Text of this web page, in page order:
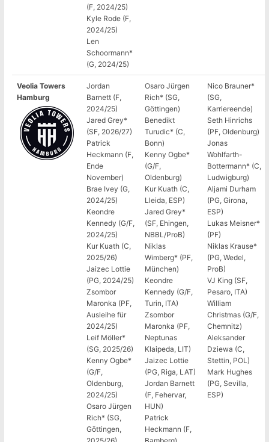
(F, 2024/25)
Kyle Rode (F,
2024/25)
Len
Schoormann*
(G, 2024/25)
Veolia Towers
Hamburg
Jordan
Barnett (F,
2024/25)
Jared Grey*
(SF, 2026/27)
Patrick
Heckmann (F,
Ende
November)
Brae Ivey (G,
2024/25)
Keondre
Kennedy (G/F,
2024/25)
Kur Kuath (C,
2025/26)
Jaizec Lottie
(PG, 2024/25)
Zsombor
Maronka (PF,
Ausleihe für
2024/25)
Leif Möller*
(SG, 2025/26)
Kenny Ogbe*
(G/F,
Oldenburg,
2024/25)
Osaro Jürgen
Rich* (SG,
Göttingen,
Osaro Jürgen
Rich* (SG,
Göttingen)
Benedikt
Turudic* (C,
Bonn)
Kenny Ogbe*
(G/F,
Oldenburg)
Kur Kuath (C,
Lleida, ESP)
Jared Grey*
(SF, Ehingen,
NBBL/ProB)
Niklas
Wimberg* (PF,
München)
Keondre
Kennedy (G/F,
Turin, ITA)
Zsombor
Maronka (PF,
Neptunas
Klaipeda, LIT)
Jaizec Lottie
(PG, Riga, LAT)
Jordan Barnett
(F, Fehervar,
HUN)
Patrick
Heckmann (F,
Nico Brauner*
(SG,
Karriereende)
Seth Hinrichs
(PF, Oldenburg)
Jonas
Wohlfarth-
Bottermann* (C,
Ludwigburg)
Aljami Durham
(PG, Girona,
ESP)
Lukas Meisner*
(PF)
Niklas Krause*
(PG, Wedel,
ProB)
VJ King (SF,
Pesaro, ITA)
William
Christmas (G/F,
Chemnitz)
Aleksander
Dziewa (C,
Stettin, POL)
Mark Hughes
(PG, Sevilla,
ESP)